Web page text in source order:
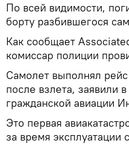
По всей видимости,
борту разбившегося
Как сообщает
комиссар полиции
Самолет выполнял
после взлета, заявили
гражданской авиации
Это первая
за время эксплуатации